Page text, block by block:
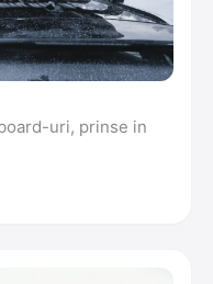
uri, prinse in